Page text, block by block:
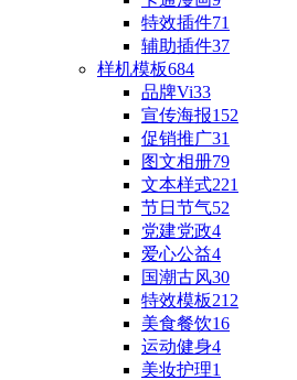
特效插件71
辅助插件37
样机模板684
品牌Vi33
宣传海报152
促销推广31
图文相册79
文本样式221
节日节气52
党建党政4
爱心公益4
国潮古风30
特效模板212
美食餐饮16
运动健身4
美妆护理1